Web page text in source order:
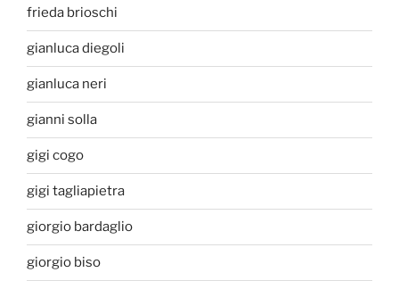
frieda brioschi
gianluca diegoli
gianluca neri
gianni solla
gigi cogo
gigi tagliapietra
giorgio bardaglio
giorgio biso